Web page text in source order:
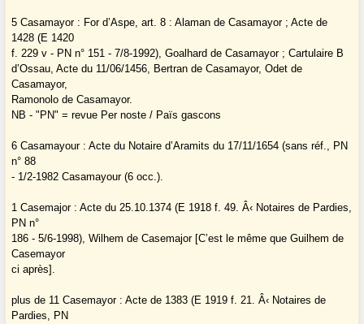
5 Casamayor : For d’Aspe, art. 8 : Alaman de Casamayor ; Acte de
1428 (E 1420
f. 229 v - PN n° 151 - 7/8-1992), Goalhard de Casamayor ; Cartulaire B
d’Ossau, Acte du 11/06/1456, Bertran de Casamayor, Odet de
Casamayor,
Ramonolo de Casamayor.
NB - "PN" = revue Per noste / Païs gascons
6 Casamayour : Acte du Notaire d’Aramits du 17/11/1654 (sans réf., PN
n° 88
- 1/2-1982 Casamayour (6 occ.).
1 Casemajor : Acte du 25.10.1374 (E 1918 f. 49. Â‹ Notaires de Pardies,
PN n°
186 - 5/6-1998), Wilhem de Casemajor [C’est le même que Guilhem de
Casemayor
ci après].
plus de 11 Casemayor : Acte de 1383 (E 1919 f. 21. Â‹ Notaires de
Pardies, PN